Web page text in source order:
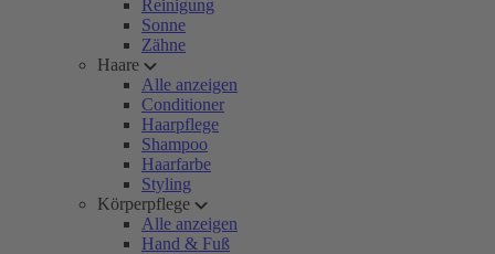
Reinigung
Sonne
Zähne
Haare
Alle anzeigen
Conditioner
Haarpflege
Shampoo
Haarfarbe
Styling
Körperpflege
Alle anzeigen
Hand & Fuß